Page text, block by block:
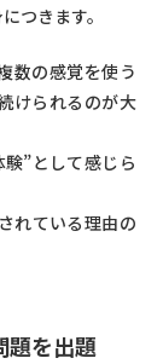
つきます。
数の感覚を使う
けられるのが大
”として感じら
れている理由の
題を出題